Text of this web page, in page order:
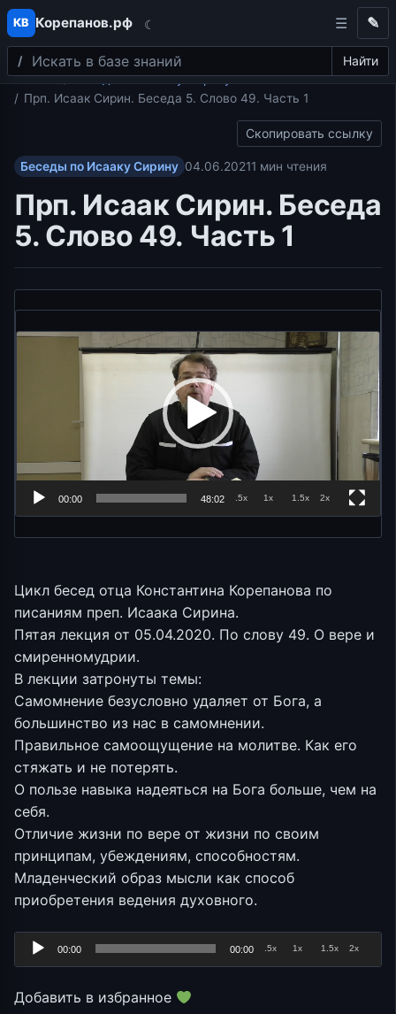
Перейти к содержимому
КВ Корепанов.рф ☾
Поиск Найти
✎
Главная
Беседы по Исааку Сирину
Прп. Исаак Сирин. Беседа 5. Слово 49. Часть 1
Скопировать ссылку
Беседы по Исааку Сирину 04.06.20211 мин чтения
Прп. Исаак Сирин. Беседа
5. Слово 49. Часть 1
00:00 48:02 .5x 1x 1.5x 2x
Цикл бесед отца Константина Корепанова по
писаниям преп. Исаака Сирина.
Пятая лекция от 05.04.2020. По слову 49. О вере и
смиренномудрии.
В лекции затронуты темы:
Самомнение безусловно удаляет от Бога, а
большинство из нас в самомнении.
Правильное самоощущение на молитве. Как его
стяжать и не потерять.
О пользе навыка надеяться на Бога больше, чем на
себя.
Отличие жизни по вере от жизни по своим
принципам, убеждениям, способностям.
Младенческий образ мысли как способ
приобретения ведения духовного.
00:00 00:00 .5x 1x 1.5x 2x
Добавить в избранное